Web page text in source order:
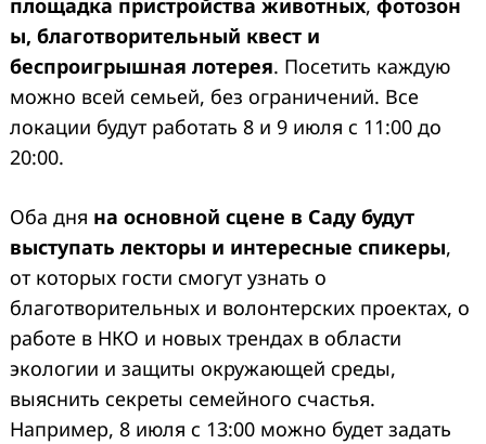
площадка пристройства животных, фотозон
ы, благотворительный квест и
беспроигрышная лотерея. Посетить каждую
можно всей семьей, без ограничений. Все
локации будут работать 8 и 9 июля с 11:00 до
20:00.
Оба дня на основной сцене в Саду будут
выступать лекторы и интересные спикеры,
от которых гости смогут узнать о
благотворительных и волонтерских проектах, о
работе в НКО и новых трендах в области
экологии и защиты окружающей среды,
выяснить секреты семейного счастья.
Например, 8 июля с 13:00 можно будет задать